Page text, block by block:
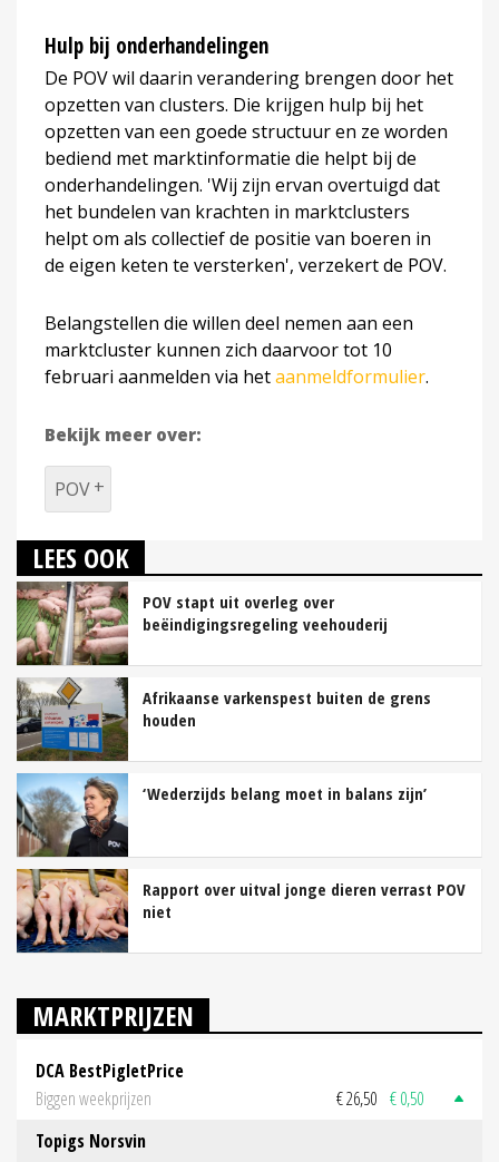
Hulp bij onderhandelingen
De POV wil daarin verandering brengen door het
opzetten van clusters. Die krijgen hulp bij het
opzetten van een goede structuur en ze worden
bediend met marktinformatie die helpt bij de
onderhandelingen. 'Wij zijn ervan overtuigd dat
het bundelen van krachten in marktclusters
helpt om als collectief de positie van boeren in
de eigen keten te versterken', verzekert de POV.
Belangstellen die willen deel nemen aan een
marktcluster kunnen zich daarvoor tot 10
februari aanmelden via hetaanmeldformulier.
Bekijk meer over:
POV
LEES OOK
POV stapt uit overleg over
beëindigingsregeling veehouderij
Afrikaanse varkenspest buiten de grens
houden
‘Wederzijds belang moet in balans zijn’
Rapport over uitval jonge dieren verrast POV
niet
MARKTPRIJZEN
DCA BestPigletPrice
Biggen weekprijzen
€ 26,50 € 0,50
Topigs Norsvin